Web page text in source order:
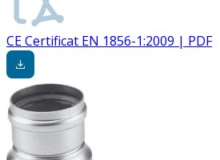
CE Certificat EN 1856-1:2009 | PDF